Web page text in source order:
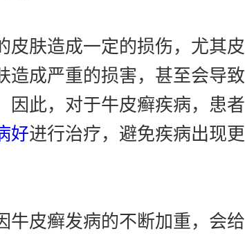
皮肤造成一定的损伤，尤其皮
造成严重的损害，甚至会导致
因此，对于牛皮癣疾病，患者
好进行治疗，避免疾病出现更
牛皮癣发病的不断加重，会给